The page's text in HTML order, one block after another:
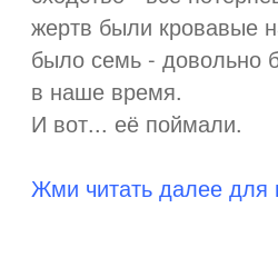
жертв были кровавые
было семь - довольно
в наше время.
И вот... её поймали.
Жми читать далее для